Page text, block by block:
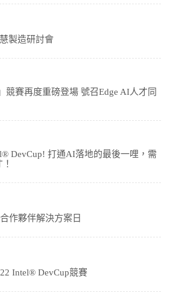
製造研討會
競賽再度重磅登場 號召Edge AI人才同
DevCup! 打通AI落地的最後一哩，需
作夥伴解決方案日
Intel® DevCup競賽